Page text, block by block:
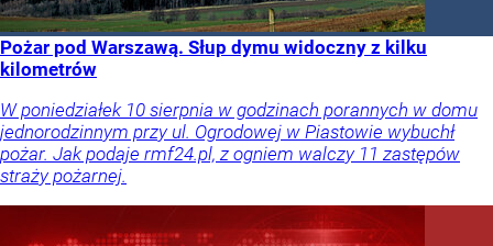
Pożar pod Warszawą. Słup dymu widoczny z kilku
kilometrów
W poniedziałek 10 sierpnia w godzinach porannych w domu
jednorodzinnym przy ul. Ogrodowej w Piastowie wybuchł
pożar. Jak podaje rmf24.pl, z ogniem walczy 11 zastępów
straży pożarnej.